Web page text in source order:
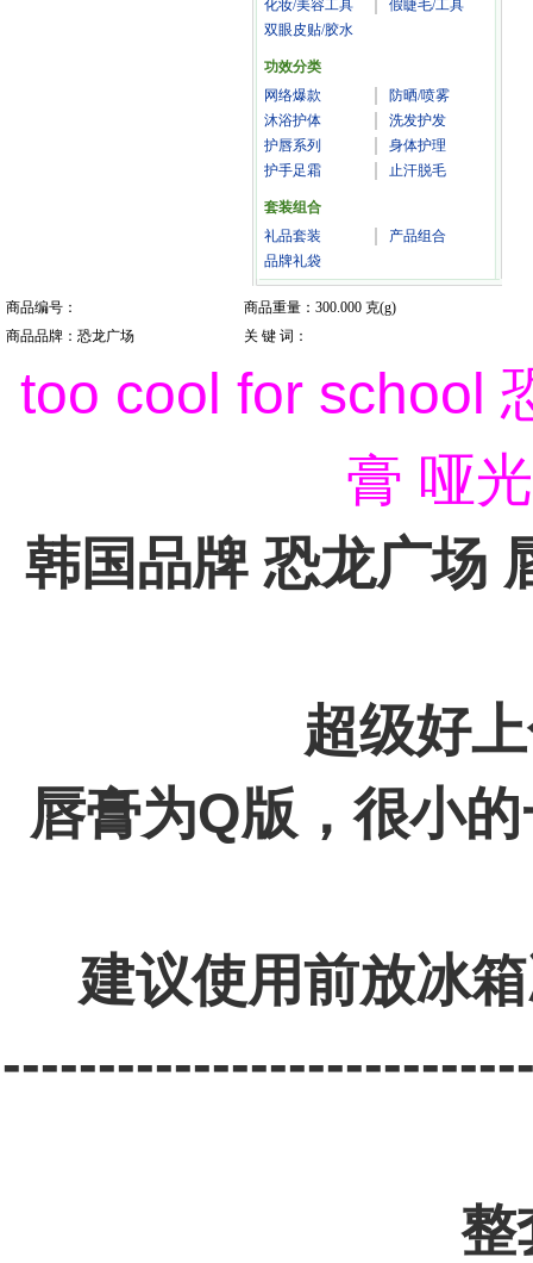
化妆/美容工具
假睫毛/工具
双眼皮贴/胶水
功效分类
网络爆款
防晒/喷雾
沐浴护体
洗发护发
护唇系列
身体护理
护手足霜
止汗脱毛
套装组合
礼品套装
产品组合
品牌礼袋
商品编号：
商品重量：300.000 克(g)
商品品牌：恐龙广场
关 键 词：
too cool for school
膏 哑
韩国品牌 恐龙广场
超级好
唇膏为Q版，很小
建议使用前放冰
整